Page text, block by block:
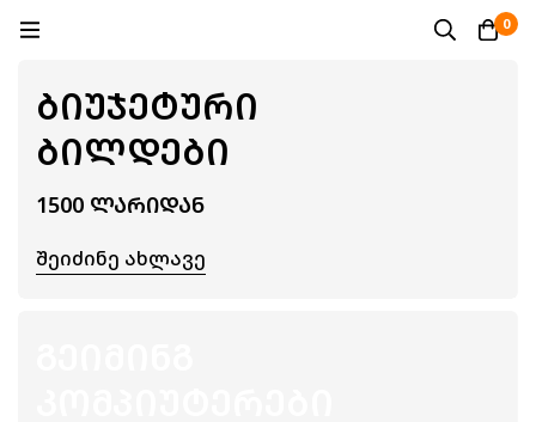
0
ᲑᲘᲣᲯᲔᲢᲣᲠᲘ
ᲑᲘᲚᲓᲔᲑᲘ
1500 ᲚᲐᲠᲘᲓᲐᲜ
Შეიძინე Ახლავე